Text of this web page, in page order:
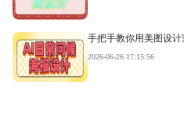
手把手教你用美图设
2026-06-26 17:15:56